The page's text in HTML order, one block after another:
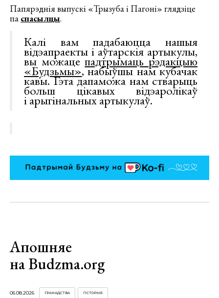
Папярэднія выпускі «Трызуба і Пагоні» глядзіце
па спасылцы.
Калі вам падабаюцца нашыя
відэапраекты і аўтарскія артыкулы,
вы можацепадтрымаць рэдакцыю
«Будзьмы», набыўшы нам кубачак
кавы. Гэта дапаможа нам стварыць
больш цікавых відэаролікаў
і арыгінальных артыкулаў.
Апошняе
на Budzma.org
06.08.2026 ГРАМАДСТВА ГІСТОРЫЯ